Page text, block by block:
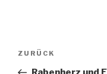
Vorheriger
Beitrag
ZURÜCK